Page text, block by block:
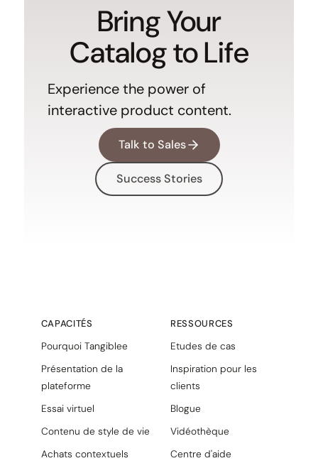
Bring Your
Catalog to Life
Experience the power of
interactive product content.
Talk to Sales
Success Stories
CAPACITÉS
Pourquoi Tangiblee
Présentation de la
plateforme
Essai virtuel
Contenu de style de vie
Achats contextuels
RESSOURCES
Etudes de cas
Inspiration pour les
clients
Blogue
Vidéothèque
Centre d'aide